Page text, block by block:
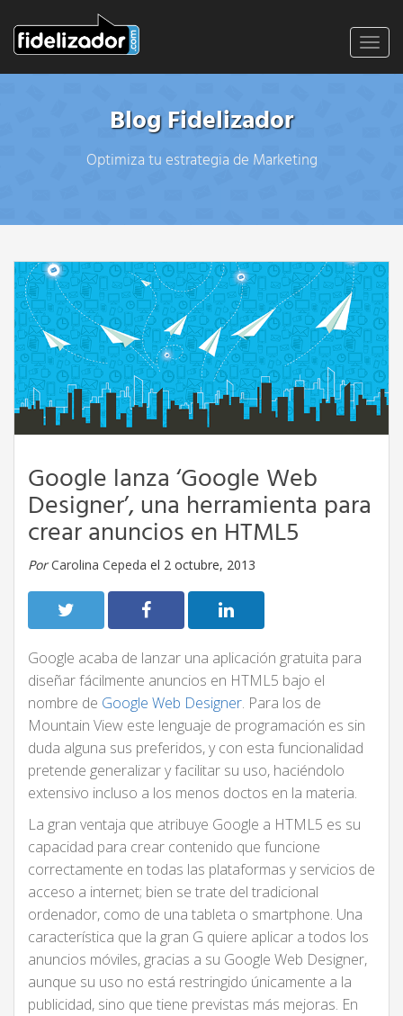
Blog Fidelizador
Optimiza tu estrategia de Marketing
Google lanza ‘Google Web
Designer’, una herramienta para
crear anuncios en HTML5
Por Carolina Cepeda el 2 octubre, 2013
Google acaba de lanzar una aplicación gratuita para
diseñar fácilmente anuncios en HTML5 bajo el
nombre de Google Web Designer. Para los de
Mountain View este lenguaje de programación es sin
duda alguna sus preferidos, y con esta funcionalidad
pretende generalizar y facilitar su uso, haciéndolo
extensivo incluso a los menos doctos en la materia.
La gran ventaja que atribuye Google a HTML5 es su
capacidad para crear contenido que funcione
correctamente en todas las plataformas y servicios de
acceso a internet; bien se trate del tradicional
ordenador, como de una tableta o smartphone. Una
característica que la gran G quiere aplicar a todos los
anuncios móviles, gracias a su Google Web Designer,
aunque su uso no está restringido únicamente a la
publicidad, sino que tiene previstas más mejoras. En